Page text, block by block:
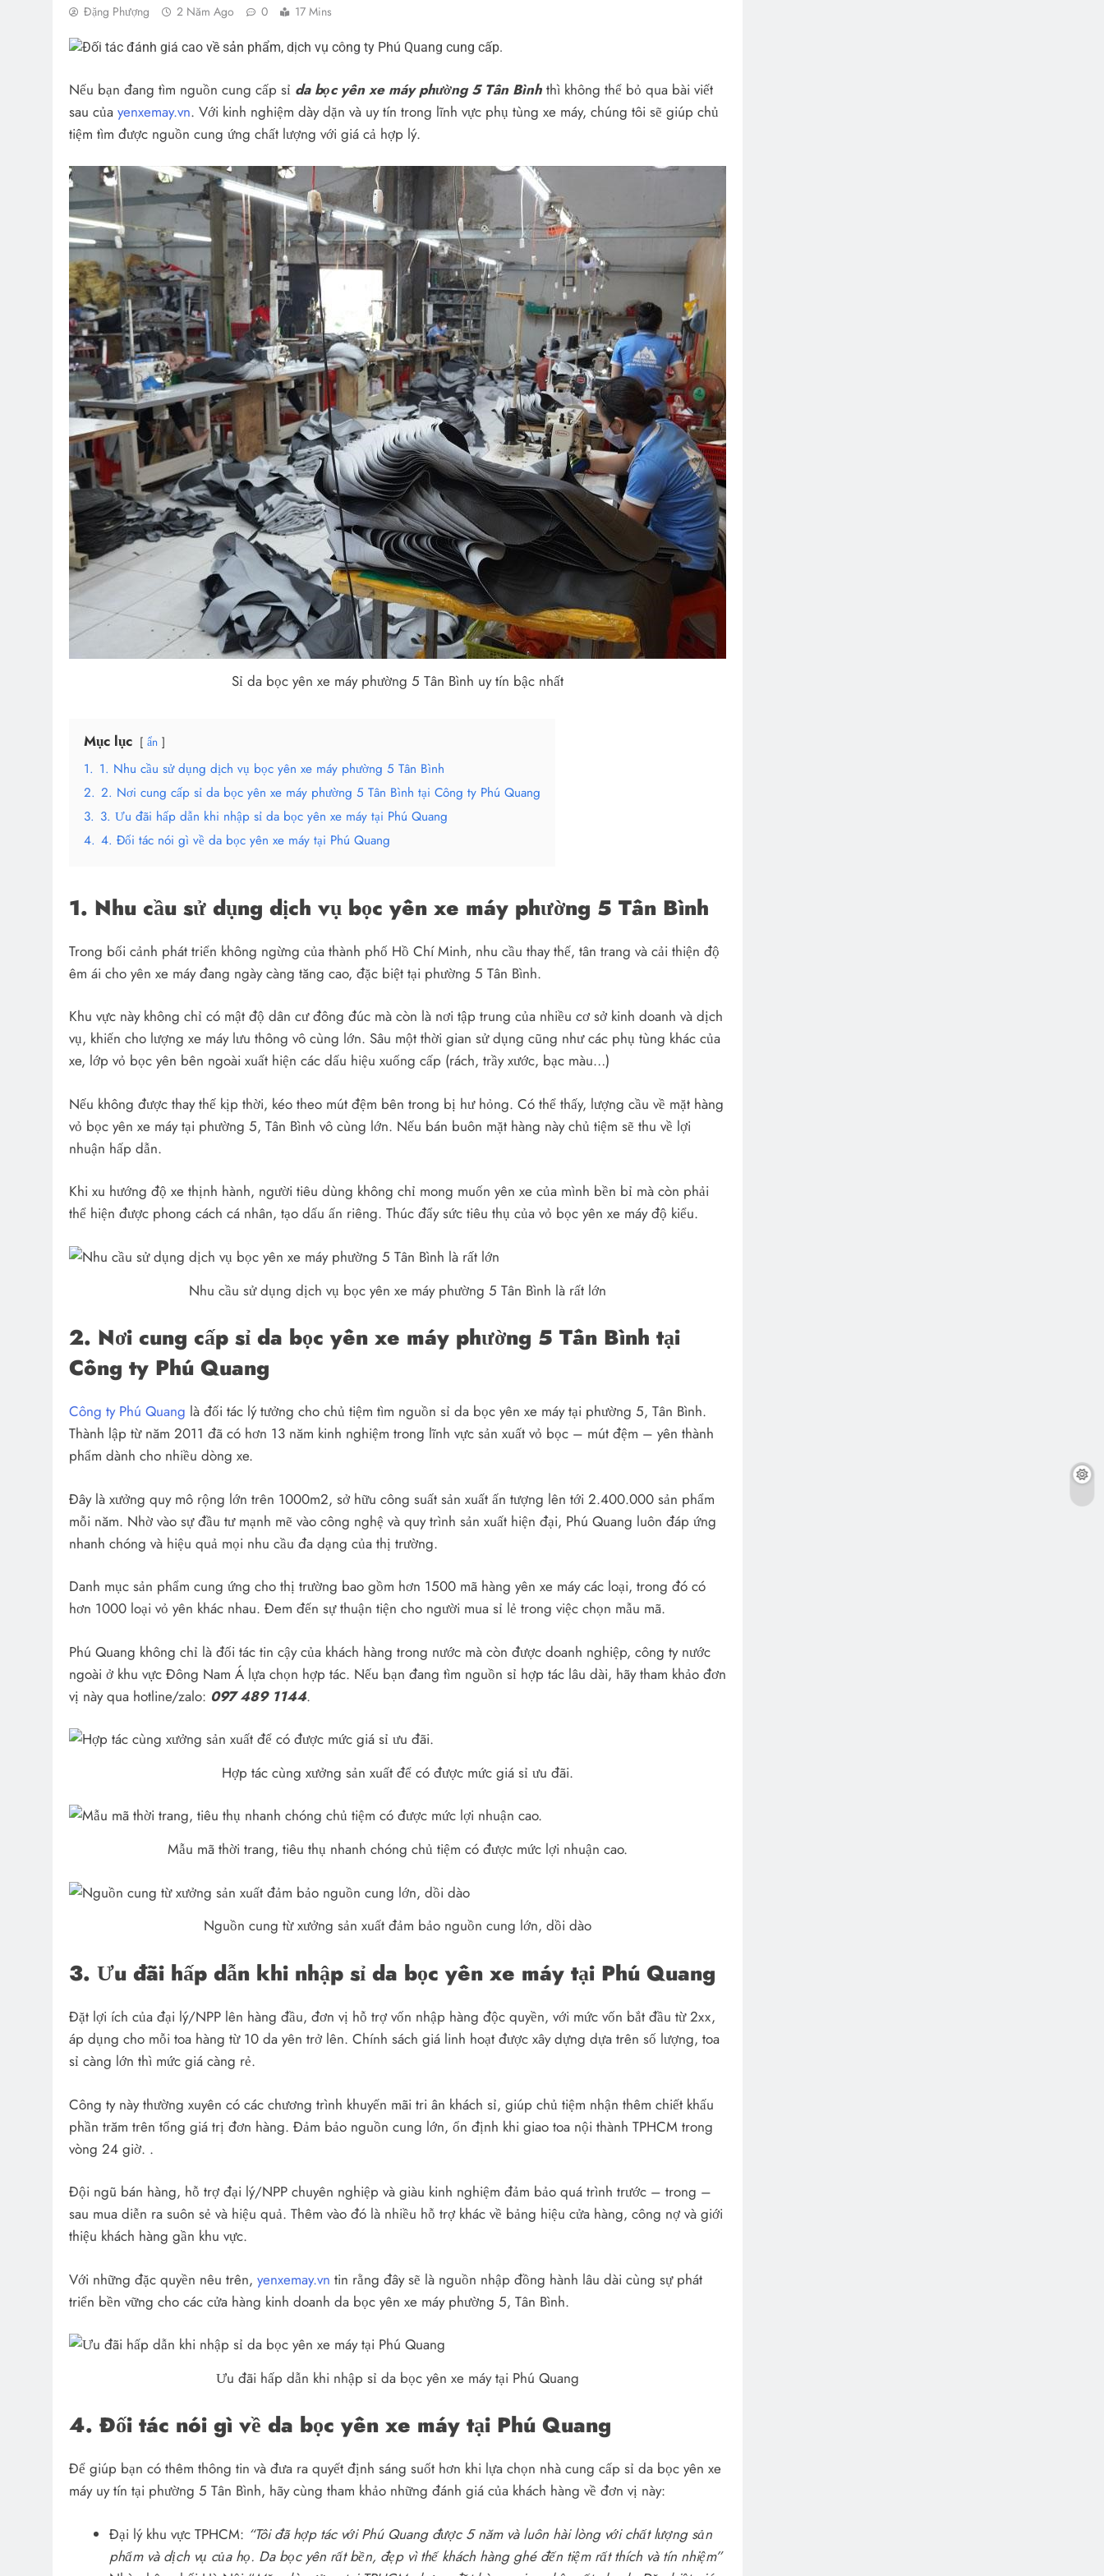
Đặng Phượng 2 Năm Ago 0 17 Mins
Nếu bạn đang tìm nguồn cung cấp sỉ da bọc yên xe máy phường 5 Tân Bình thì không thể bỏ qua bài viết
sau của yenxemay.vn. Với kinh nghiệm dày dặn và uy tín trong lĩnh vực phụ tùng xe máy, chúng tôi sẽ giúp chủ
tiệm tìm được nguồn cung ứng chất lượng với giá cả hợp lý.
Sỉ da bọc yên xe máy phường 5 Tân Bình uy tín bậc nhất
Mục lục ẩn
1. 1. Nhu cầu sử dụng dịch vụ bọc yên xe máy phường 5 Tân Bình
2. 2. Nơi cung cấp sỉ da bọc yên xe máy phường 5 Tân Bình tại Công ty Phú Quang
3. 3. Ưu đãi hấp dẫn khi nhập sỉ da bọc yên xe máy tại Phú Quang
4. 4. Đối tác nói gì về da bọc yên xe máy tại Phú Quang
1. Nhu cầu sử dụng dịch vụ bọc yên xe máy phường 5 Tân Bình
Trong bối cảnh phát triển không ngừng của thành phố Hồ Chí Minh, nhu cầu thay thế, tân trang và cải thiện độ
êm ái cho yên xe máy đang ngày càng tăng cao, đặc biệt tại phường 5 Tân Bình.
Khu vực này không chỉ có mật độ dân cư đông đúc mà còn là nơi tập trung của nhiều cơ sở kinh doanh và dịch
vụ, khiến cho lượng xe máy lưu thông vô cùng lớn. Sâu một thời gian sử dụng cũng như các phụ tùng khác của
xe, lớp vỏ bọc yên bên ngoài xuất hiện các dấu hiệu xuống cấp (rách, trầy xước, bạc màu…)
Nếu không được thay thế kịp thời, kéo theo mút đệm bên trong bị hư hỏng. Có thể thấy, lượng cầu về mặt hàng
vỏ bọc yên xe máy tại phường 5, Tân Bình vô cùng lớn. Nếu bán buôn mặt hàng này chủ tiệm sẽ thu về lợi
nhuận hấp dẫn.
Khi xu hướng độ xe thịnh hành, người tiêu dùng không chỉ mong muốn yên xe của mình bền bỉ mà còn phải
thể hiện được phong cách cá nhân, tạo dấu ấn riêng. Thúc đẩy sức tiêu thụ của vỏ bọc yên xe máy độ kiểu.
Nhu cầu sử dụng dịch vụ bọc yên xe máy phường 5 Tân Bình là rất lớn
2. Nơi cung cấp sỉ da bọc yên xe máy phường 5 Tân Bình tại
Công ty Phú Quang
Công ty Phú Quang là đối tác lý tưởng cho chủ tiệm tìm nguồn sỉ da bọc yên xe máy tại phường 5, Tân Bình.
Thành lập từ năm 2011 đã có hơn 13 năm kinh nghiệm trong lĩnh vực sản xuất vỏ bọc – mút đệm – yên thành
phẩm dành cho nhiều dòng xe.
Đây là xưởng quy mô rộng lớn trên 1000m2, sở hữu công suất sản xuất ấn tượng lên tới 2.400.000 sản phẩm
mỗi năm. Nhờ vào sự đầu tư mạnh mẽ vào công nghệ và quy trình sản xuất hiện đại, Phú Quang luôn đáp ứng
nhanh chóng và hiệu quả mọi nhu cầu đa dạng của thị trường.
Danh mục sản phẩm cung ứng cho thị trường bao gồm hơn 1500 mã hàng yên xe máy các loại, trong đó có
hơn 1000 loại vỏ yên khác nhau. Đem đến sự thuận tiện cho người mua sỉ lẻ trong việc chọn mẫu mã.
Phú Quang không chỉ là đối tác tin cậy của khách hàng trong nước mà còn được doanh nghiệp, công ty nước
ngoài ở khu vực Đông Nam Á lựa chọn hợp tác. Nếu bạn đang tìm nguồn sỉ hợp tác lâu dài, hãy tham khảo đơn
vị này qua hotline/zalo: 097 489 1144.
Hợp tác cùng xưởng sản xuất để có được mức giá sỉ ưu đãi.
Mẫu mã thời trang, tiêu thụ nhanh chóng chủ tiệm có được mức lợi nhuận cao.
Nguồn cung từ xưởng sản xuất đảm bảo nguồn cung lớn, dồi dào
3. Ưu đãi hấp dẫn khi nhập sỉ da bọc yên xe máy tại Phú Quang
Đặt lợi ích của đại lý/NPP lên hàng đầu, đơn vị hỗ trợ vốn nhập hàng độc quyền, với mức vốn bắt đầu từ 2xx,
áp dụng cho mỗi toa hàng từ 10 da yên trở lên. Chính sách giá linh hoạt được xây dựng dựa trên số lượng, toa
sỉ càng lớn thì mức giá càng rẻ.
Công ty này thường xuyên có các chương trình khuyến mãi tri ân khách sỉ, giúp chủ tiệm nhận thêm chiết khấu
phần trăm trên tổng giá trị đơn hàng. Đảm bảo nguồn cung lớn, ổn định khi giao toa nội thành TPHCM trong
vòng 24 giờ. .
Đội ngũ bán hàng, hỗ trợ đại lý/NPP chuyên nghiệp và giàu kinh nghiệm đảm bảo quá trình trước – trong –
sau mua diễn ra suôn sẻ và hiệu quả. Thêm vào đó là nhiều hỗ trợ khác về bảng hiệu cửa hàng, công nợ và giới
thiệu khách hàng gần khu vực.
Với những đặc quyền nêu trên, yenxemay.vn tin rằng đây sẽ là nguồn nhập đồng hành lâu dài cùng sự phát
triển bền vững cho các cửa hàng kinh doanh da bọc yên xe máy phường 5, Tân Bình.
Ưu đãi hấp dẫn khi nhập sỉ da bọc yên xe máy tại Phú Quang
4. Đối tác nói gì về da bọc yên xe máy tại Phú Quang
Để giúp bạn có thêm thông tin và đưa ra quyết định sáng suốt hơn khi lựa chọn nhà cung cấp sỉ da bọc yên xe
máy uy tín tại phường 5 Tân Bình, hãy cùng tham khảo những đánh giá của khách hàng về đơn vị này:
Đại lý khu vực TPHCM: “Tôi đã hợp tác với Phú Quang được 5 năm và luôn hài lòng với chất lượng sản
phẩm và dịch vụ của họ. Da bọc yên rất bền, đẹp vì thế khách hàng ghé đến tiệm rất thích và tín nhiệm”